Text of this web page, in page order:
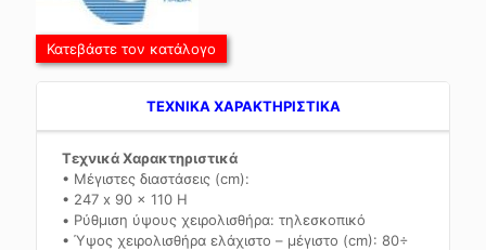
Κατεβάστε τον κατάλογο
TEXNIKA ΧΑΡΑΚΤΗΡΙΣΤΙΚΑ
Τεχνικά Χαρακτηριστικά
• Μέγιστες διαστάσεις (cm):
• 247 x 90 x 110 H
• Ρύθμιση ύψους χειρολισθήρα: τηλεσκοπικό
• Ύψος χειρολισθήρα ελάχιστο – μέγιστο (cm): 80÷